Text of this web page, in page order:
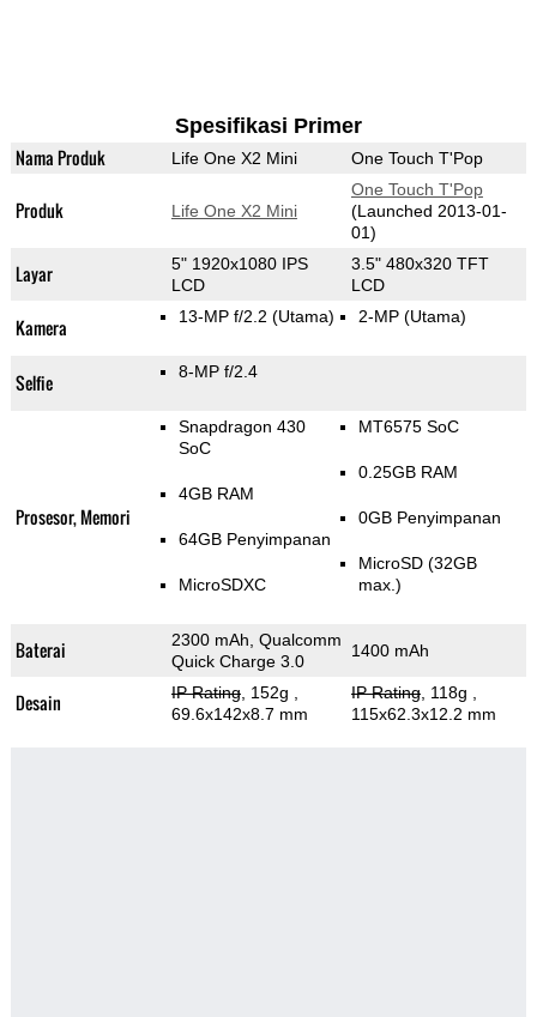
Spesifikasi Primer
Nama Produk Life One X2 Mini One Touch T'Pop
Produk Life One X2 Mini
One Touch T'Pop
(Launched 2013-01-
01)
Layar
5" 1920x1080 IPS
LCD
3.5" 480x320 TFT
LCD
Kamera 13-MP f/2.2 (Utama) 2-MP (Utama)
Selfie 8-MP f/2.4
Prosesor, Memori
Snapdragon 430
SoC
4GB RAM
64GB Penyimpanan
MicroSDXC
MT6575 SoC
0.25GB RAM
0GB Penyimpanan
MicroSD (32GB
max.)
Baterai
2300 mAh, Qualcomm
Quick Charge 3.0
1400 mAh
Desain IP Rating, 152g
69.6x142x8.7 mm
IP Rating, 118g
115x62.3x12.2 mm